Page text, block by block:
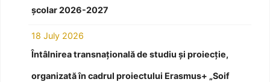
școlar 2026-2027
18 July 2026
Întâlnirea transnațională de studiu și proiecție,
organizată în cadrul proiectului Erasmus+ „Soif